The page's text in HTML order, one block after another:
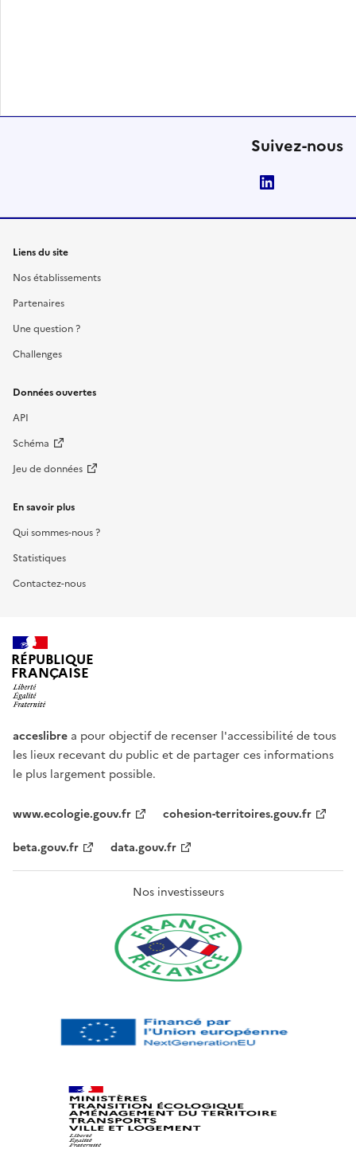
Suivez-nous
Liens du site
Nos établissements
Partenaires
Une question ?
Challenges
Données ouvertes
API
Schéma
Jeu de données
En savoir plus
Qui sommes-nous ?
Statistiques
Contactez-nous
RÉPUBLIQUE
FRANÇAISE
acceslibre a pour objectif de recenser l'accessibilité de tous
les lieux recevant du public et de partager ces informations
le plus largement possible.
www.ecologie.gouv.fr
cohesion-territoires.gouv.fr
beta.gouv.fr
data.gouv.fr
Nos investisseurs